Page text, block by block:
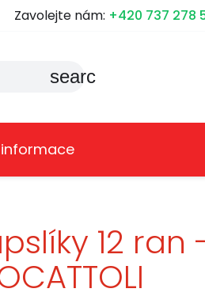
Zavolejte nám: +420 737 278
search
12 ran